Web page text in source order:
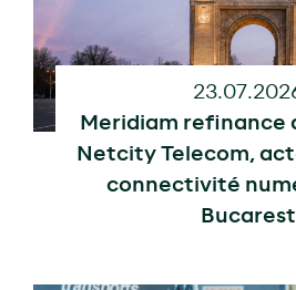
Meridiam refinance
Netcity Telecom,
connectivité
Bucarest